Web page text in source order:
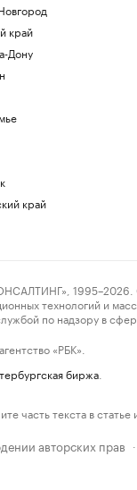
край
Дону
край
1995–2026.
технологий и
по надзору в
«РБК».
биржа
часть текста в
авторских прав ·